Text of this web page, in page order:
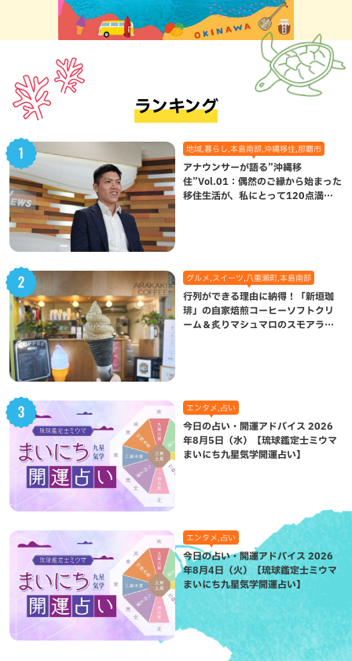
ランキング
地域,暮らし,本島南部,沖縄移住,那覇市
アナウンサーが語る”沖縄移
住”Vol.01：偶然のご縁から始まった
移住生活が、私にとって120点満点
グルメ,スイーツ,八重瀬町,本島南部
行列ができる理由に納得！「新垣珈
琲」の自家焙煎コーヒーソフトクリ
ーム＆炙りマシュマロのスモアラテ
エンタメ,占い
今日の占い・開運アドバイス 2026
年8月5日（水）【琉球鑑定士ミウマ
まいにち九星気学開運占い】
エンタメ,占い
今日の占い・開運アドバイス 2026
年8月4日（火）【琉球鑑定士ミウマ
まいにち九星気学開運占い】